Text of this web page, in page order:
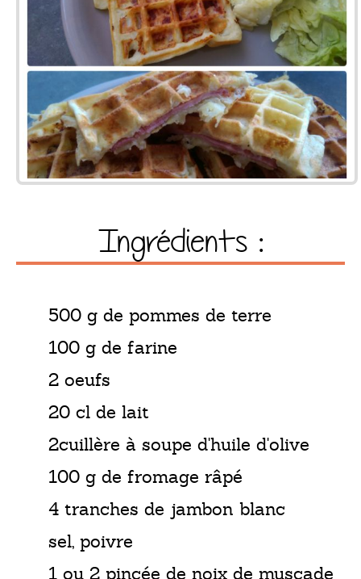
Ingrédients :
500 g de pommes de terre
100 g de farine
2 oeufs
20 cl de lait
2cuillère à soupe d'huile d'olive
100 g de fromage râpé
4 tranches de jambon blanc
sel, poivre
1 ou 2 pincée de noix de muscade